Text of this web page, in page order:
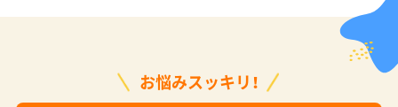
お悩みスッキリ！